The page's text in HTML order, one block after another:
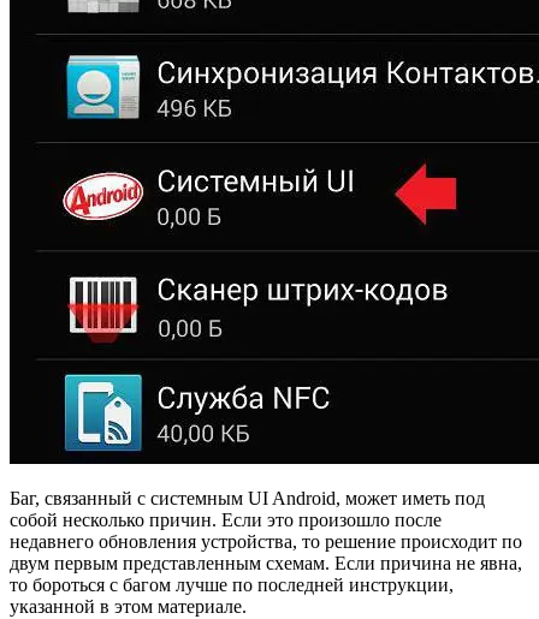
Баг, связанный с системным UI Android, может иметь под
собой несколько причин. Если это произошло после
недавнего обновления устройства, то решение происходит по
двум первым представленным схемам. Если причина не явна,
то бороться с багом лучше по последней инструкции,
указанной в этом материале.